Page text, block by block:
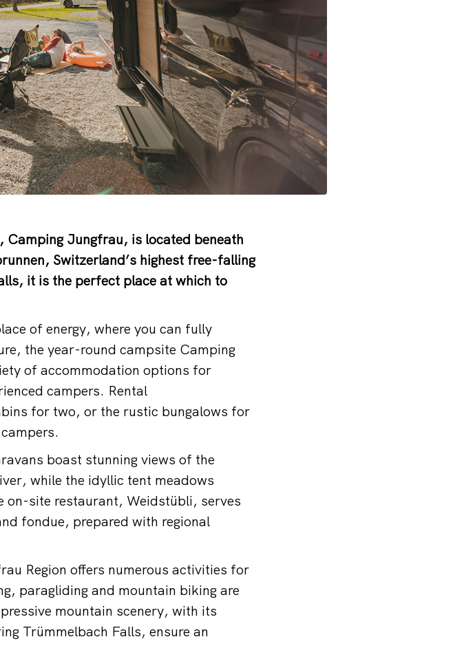
Jungfrau, is located beneath
Switzerland’s highest free-falling
it is the perfect place at which to
of energy, where you can fully
the year-round campsite Camping
of accommodation options for
campers. Rental
for two, or the rustic bungalows for
boast stunning views of the
while the idyllic tent meadows
on-site restaurant, Weidstübli, serves
fondue, prepared with regional
Region offers numerous activities for
paragliding and mountain biking are
mountain scenery, with its
Trümmelbach Falls, ensure an